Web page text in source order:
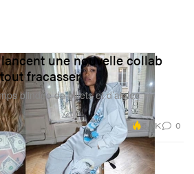
une nouvelle collab
fracasser
blindée de billets et d’aigles
5.6K 0